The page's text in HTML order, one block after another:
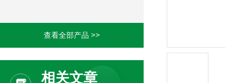
查看全部产品 >>
相关文章